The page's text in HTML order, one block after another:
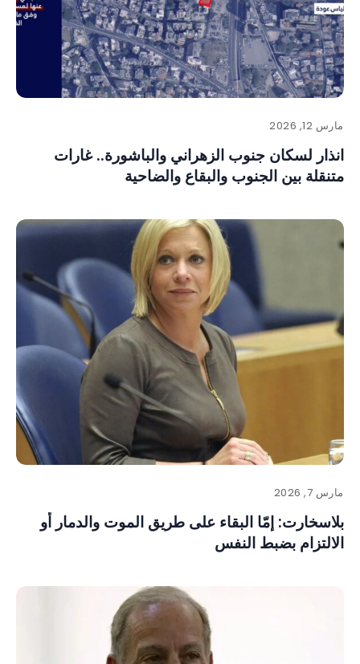
مارس 12, 2026
انذار لسكان جنوب الزهراني والباشورة.. غارات
متنقلة بين الجنوب والبقاع والضاحية
مارس 7, 2026
بلاسخارت: إمّا البقاء على طريق الموت والدمار أو
الالتزام بضبط النفس